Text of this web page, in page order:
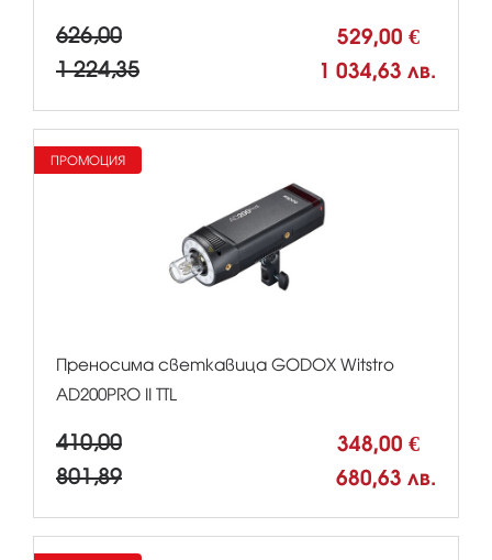
626,00 529,00 €
1 224,35 1 034,63 лв.
Преносима светкавица GODOX Witstro
AD200PRO II TTL
410,00 348,00 €
801,89 680,63 лв.
ПРОМОЦИЯ